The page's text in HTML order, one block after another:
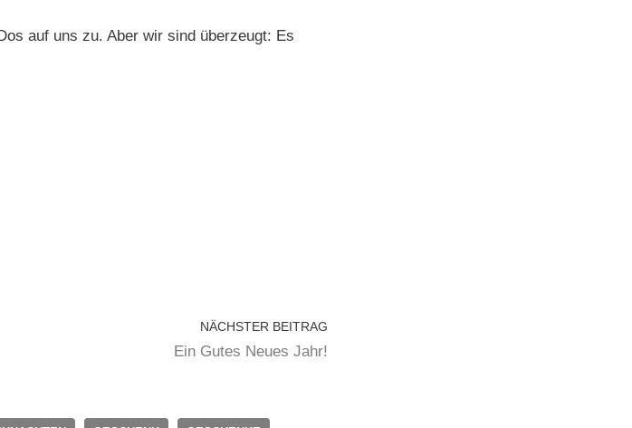
auf uns zu. Aber wir sind überzeugt: Es
NÄCHSTER BEITRAG
Ein Gutes Neues Jahr!